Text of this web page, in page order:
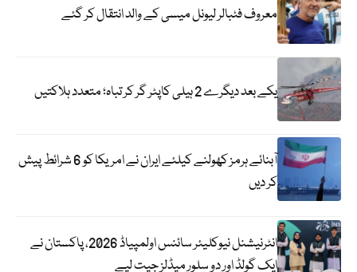
معروف فٹبالر لیونل میسی کے والد انتقال کر گئے
یکے بعد دیگرے 2 ہیلی کاپٹر گر کر تباہ؛ متعدد ہلاکتیں
آبنائے ہرمز کھولنے کیلئے ایران نے امریکا کو 6 شرائط پیش
کر دیں
انٹرنیشنل نیوکلیئر سائنس اولمپیاڈ 2026، پاکستان نے
ایک گولڈ اور دو سلور میڈلز جیت لیے